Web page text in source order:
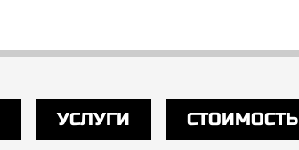
УСЛУГИ СТОИМОСТЬ